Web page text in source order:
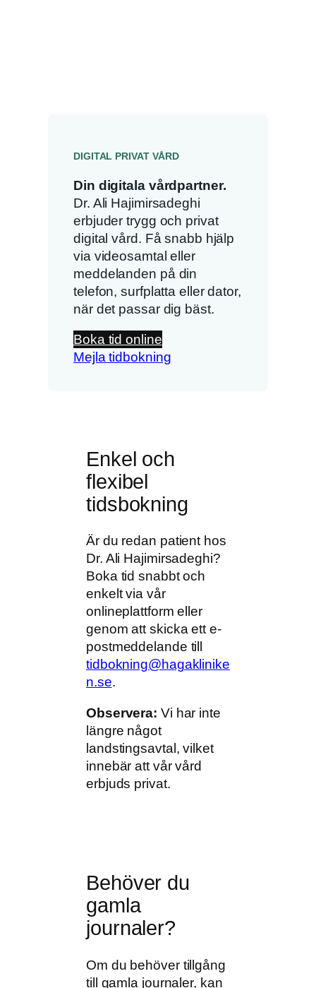
DIGITAL PRIVAT VÅRD
Din digitala vårdpartner.
Dr. Ali Hajimirsadeghi
erbjuder trygg och privat
digital vård. Få snabb hjälp
via videosamtal eller
meddelanden på din
telefon, surfplatta eller dator,
när det passar dig bäst.
Boka tid online
Mejla tidbokning
Enkel och
flexibel
tidsbokning
Är du redan patient hos
Dr. Ali Hajimirsadeghi?
Boka tid snabbt och
enkelt via vår
onlineplattform eller
genom att skicka ett e-
postmeddelande till
tidbokning@hagaklinike
n.se.
Observera: Vi har inte
längre något
landstingsavtal, vilket
innebär att vår vård
erbjuds privat.
Behöver du
gamla
journaler?
Om du behöver tillgång
till gamla journaler, kan